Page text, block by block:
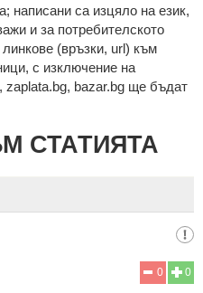
нaпиcaни са изцялo нa eзик,
и за потребителското
(връзки, url) към
с изключение на
zaplata.bg, bazar.bg ще бъдат
СТАТИЯТА
0
0